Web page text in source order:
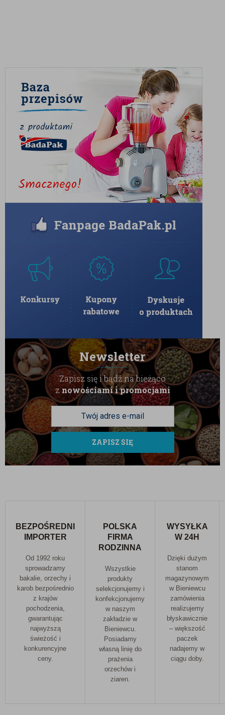
Newsletter
Zapisz się i bądź na bieżąco
znowościami i promocjami
ZAPISZ SIĘ
BEZPOŚREDNI
IMPORTER
Od 1992 roku
sprowadzamy
bakalie, orzechy i
karob bezpośrednio
z krajów
pochodzenia,
gwarantując
najwyższą
świeżość i
konkurencyjne
ceny.
POLSKA
FIRMA
RODZINNA
Wszystkie
produkty
selekcjonujemy i
konfekcjonujemy
w naszym
zakładzie w
Bieniewcu.
Posiadamy
własną linię do
prażenia
orzechów i
ziaren.
WYSYŁKA
W 24H
Dzięki dużym
stanom
magazynowym
w Bieniewcu
zamówienia
realizujemy
błyskawicznie
– większość
paczek
nadajemy w
ciągu doby.